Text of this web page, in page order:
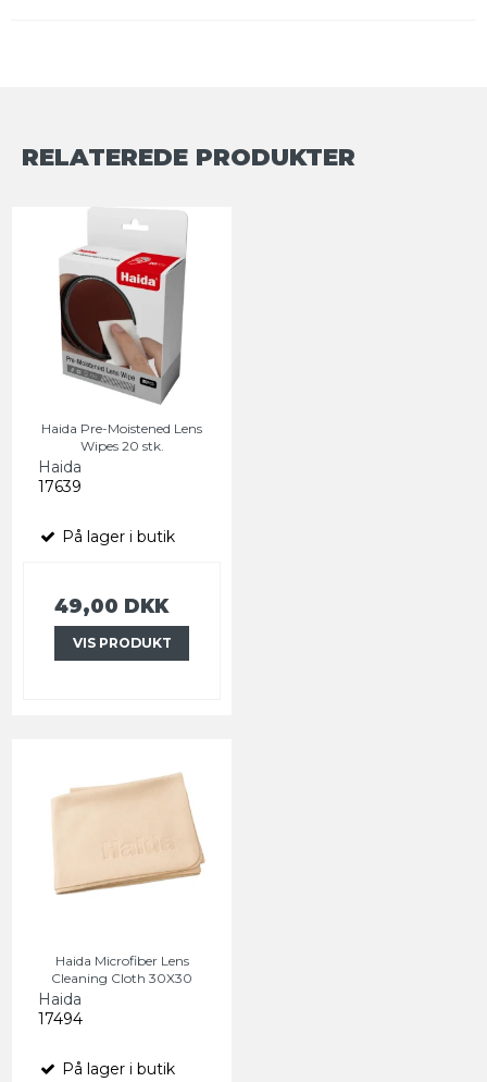
RELATEREDE PRODUKTER
Haida Pre-Moistened Lens
Wipes 20 stk.
Haida
17639
På lager i butik
49,00 DKK
VIS PRODUKT
Haida Microfiber Lens
Cleaning Cloth 30X30
Haida
17494
På lager i butik